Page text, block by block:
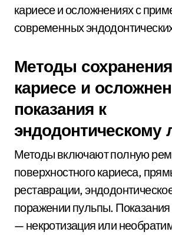
кариесе и осложнениях с
современных
Методы
кариесе и
показания к
эндодонтическому
Методы включают полную
поверхностного кариеса,
реставрации,
поражении пульпы. Показания
— некротизация или